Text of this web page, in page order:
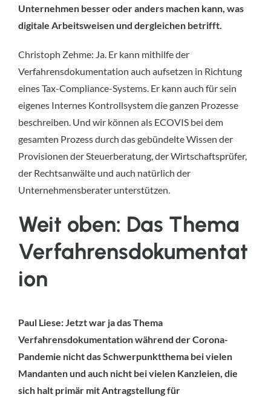
Unternehmen besser oder anders machen kann, was
digitale Arbeitsweisen und dergleichen betrifft.
Christoph Zehme: Ja. Er kann mithilfe der
Verfahrensdokumentation auch aufsetzen in Richtung
eines Tax-Compliance-Systems. Er kann auch für sein
eigenes Internes Kontrollsystem die ganzen Prozesse
beschreiben. Und wir können als ECOVIS bei dem
gesamten Prozess durch das gebündelte Wissen der
Provisionen der Steuerberatung, der Wirtschaftsprüfer,
der Rechtsanwälte und auch natürlich der
Unternehmensberater unterstützen.
Weit oben: Das Thema
Verfahrensdokumentat
ion
Paul Liese: Jetzt war ja das Thema
Verfahrensdokumentation während der Corona-
Pandemie nicht das Schwerpunktthema bei vielen
Mandanten und auch nicht bei vielen Kanzleien, die
sich halt primär mit Antragstellung für